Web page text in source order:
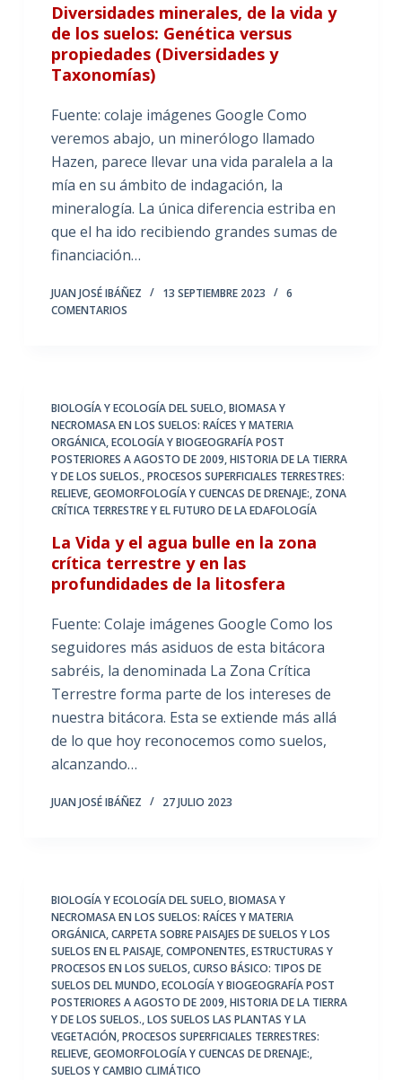
Diversidades minerales, de la vida y
de los suelos: Genética versus
propiedades (Diversidades y
Taxonomías)
Fuente: colaje imágenes Google Como
veremos abajo, un minerólogo llamado
Hazen, parece llevar una vida paralela a la
mía en su ámbito de indagación, la
mineralogía. La única diferencia estriba en
que el ha ido recibiendo grandes sumas de
financiación…
JUAN JOSÉ IBÁÑEZ 13 SEPTIEMBRE 2023
6
COMENTARIOS
BIOLOGÍA Y ECOLOGÍA DEL SUELO,BIOMASA Y
NECROMASA EN LOS SUELOS: RAÍCES Y MATERIA
ORGÁNICA,ECOLOGÍA Y BIOGEOGRAFÍA POST
POSTERIORES A AGOSTO DE 2009,HISTORIA DE LA TIERRA
Y DE LOS SUELOS.,PROCESOS SUPERFICIALES TERRESTRES:
RELIEVE, GEOMORFOLOGÍA Y CUENCAS DE DRENAJE:, ZONA
CRÍTICA TERRESTRE Y EL FUTURO DE LA EDAFOLOGÍA
La Vida y el agua bulle en la zona
crítica terrestre y en las
profundidades de la litosfera
Fuente: Colaje imágenes Google Como los
seguidores más asiduos de esta bitácora
sabréis, la denominada La Zona Crítica
Terrestre forma parte de los intereses de
nuestra bitácora. Esta se extiende más allá
de lo que hoy reconocemos como suelos,
alcanzando…
JUAN JOSÉ IBÁÑEZ 27 JULIO 2023
BIOLOGÍA Y ECOLOGÍA DEL SUELO,BIOMASA Y
NECROMASA EN LOS SUELOS: RAÍCES Y MATERIA
ORGÁNICA,CARPETA SOBRE PAISAJES DE SUELOS Y LOS
SUELOS EN EL PAISAJE,COMPONENTES, ESTRUCTURAS Y
PROCESOS EN LOS SUELOS,CURSO BÁSICO: TIPOS DE
SUELOS DEL MUNDO,ECOLOGÍA Y BIOGEOGRAFÍA POST
POSTERIORES A AGOSTO DE 2009,HISTORIA DE LA TIERRA
Y DE LOS SUELOS.,LOS SUELOS LAS PLANTAS Y LA
VEGETACIÓN,PROCESOS SUPERFICIALES TERRESTRES:
RELIEVE, GEOMORFOLOGÍA Y CUENCAS DE DRENAJE:,
SUELOS Y CAMBIO CLIMÁTICO